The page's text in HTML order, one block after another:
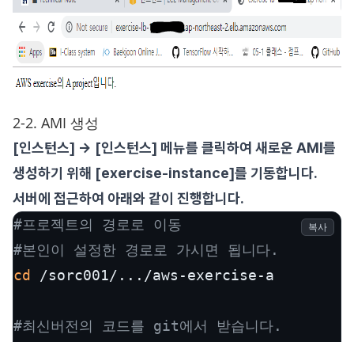
2-2. AMI 생성
[인스턴스] -> [인스턴스] 메뉴를 클릭하여 새로운 AMI를
생성하기 위해 [exercise-instance]를 기동합니다.
서버에 접근하여 아래와 같이 진행합니다.
#프로젝트의 경로로 이동
#본인이 설정한 경로로 가시면 됩니다.
cd
/sorc001/.../aws-exercise-a
#최신버전의 코드를 git에서 받습니다.
복사